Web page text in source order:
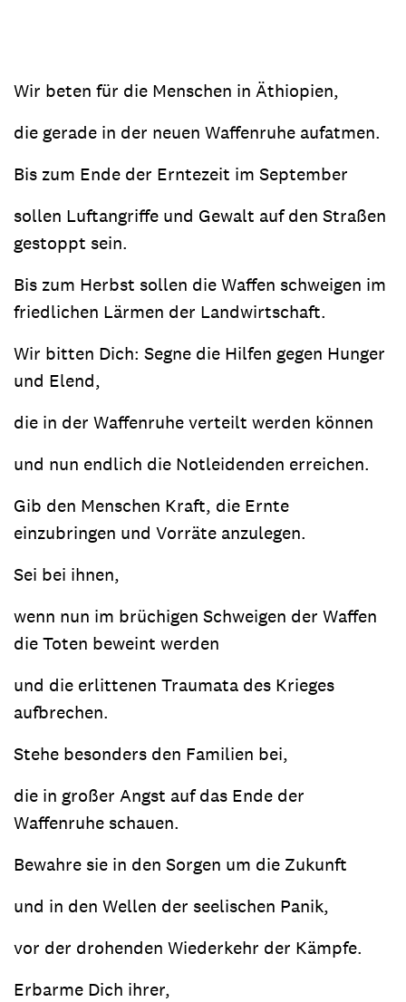
Wir beten für die Menschen in Äthiopien,
die gerade in der neuen Waffenruhe aufatmen.
Bis zum Ende der Erntezeit im September
sollen Luftangriffe und Gewalt auf den Straßen
gestoppt sein.
Bis zum Herbst sollen die Waffen schweigen im
friedlichen Lärmen der Landwirtschaft.
Wir bitten Dich: Segne die Hilfen gegen Hunger
und Elend,
die in der Waffenruhe verteilt werden können
und nun endlich die Notleidenden erreichen.
Gib den Menschen Kraft, die Ernte
einzubringen und Vorräte anzulegen.
Sei bei ihnen,
wenn nun im brüchigen Schweigen der Waffen
die Toten beweint werden
und die erlittenen Traumata des Krieges
aufbrechen.
Stehe besonders den Familien bei,
die in großer Angst auf das Ende der
Waffenruhe schauen.
Bewahre sie in den Sorgen um die Zukunft
und in den Wellen der seelischen Panik,
vor der drohenden Wiederkehr der Kämpfe.
Erbarme Dich ihrer,